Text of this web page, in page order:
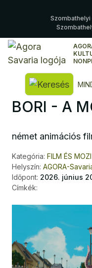
BORI - A
német animációs
Kategória: FILM ÉS MOZI
Helyszín: AGORA-
Időpont: 2026. június
Címkék: